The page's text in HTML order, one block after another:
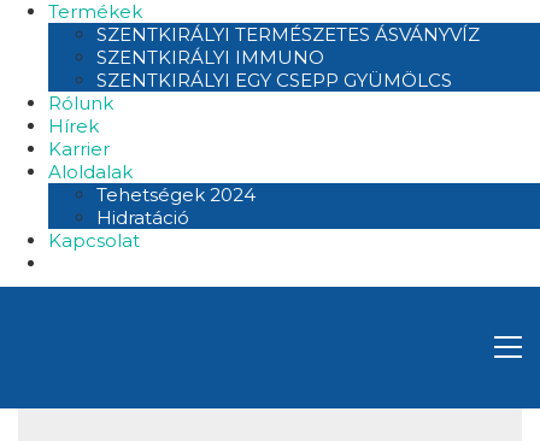
Termékek
SZENTKIRÁLYI TERMÉSZETES ÁSVÁNYVÍZ
SZENTKIRÁLYI IMMUNO
SZENTKIRÁLYI EGY CSEPP GYÜMÖLCS
Rólunk
Hírek
Karrier
Aloldalak
Tehetségek 2024
Hidratáció
Kapcsolat